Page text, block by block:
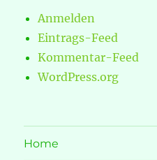
Anmelden
Eintrags-Feed
Kommentar-Feed
WordPress.org
Home